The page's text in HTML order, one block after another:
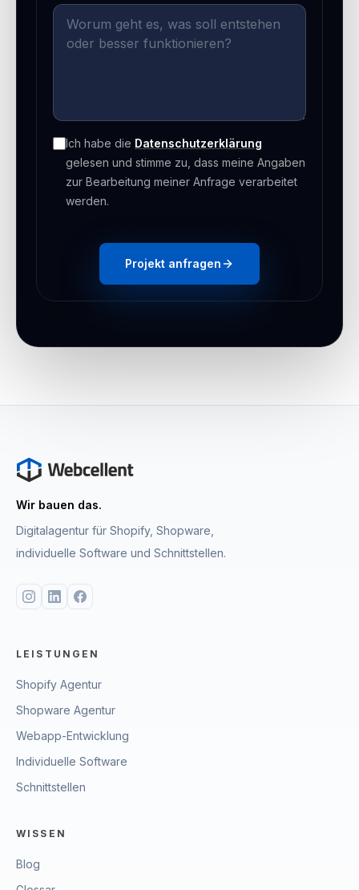
Ich habe die Datenschutzerklärung
gelesen und stimme zu, dass meine Angaben
zur Bearbeitung meiner Anfrage verarbeitet
werden.
Projekt anfragen
Wir bauen das.
Digitalagentur für Shopify, Shopware,
individuelle Software und Schnittstellen.
LEISTUNGEN
Shopify Agentur
Shopware Agentur
Webapp-Entwicklung
Individuelle Software
Schnittstellen
WISSEN
Blog